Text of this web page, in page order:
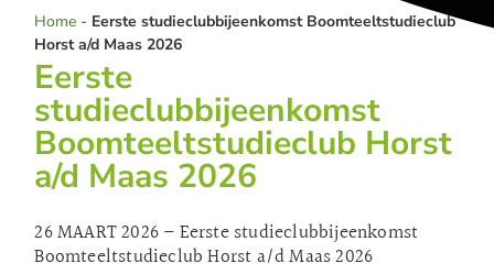
Home - Eerste studieclubbijeenkomst Boomteeltstudieclub
Horst a/d Maas 2026
Eerste
studieclubbijeenkomst
Boomteeltstudieclub Horst
a/d Maas 2026
26 MAART 2026 – Eerste studieclubbijeenkomst
Boomteeltstudieclub Horst a/d Maas 2026